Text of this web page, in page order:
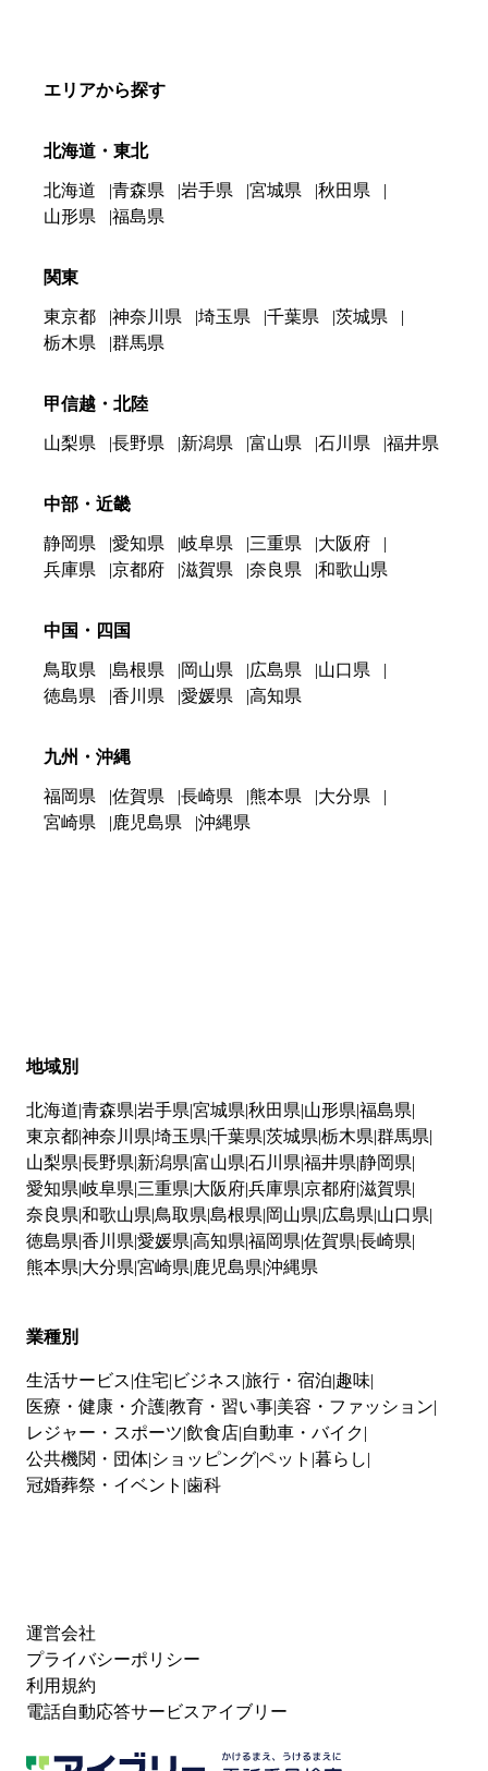
エリアから探す
北海道・東北
北海道 青森県 岩手県 宮城県
秋田県
山形県
福島県
関東
東京都 神奈川県 埼玉県 千葉県
茨城県
栃木県
群馬県
甲信越・北陸
山梨県 長野県 新潟県 富山県 石川県 福井県
中部・近畿
静岡県 愛知県 岐阜県 三重県
大阪府
兵庫県
京都府 滋賀県 奈良県 和歌山県
中国・四国
鳥取県 島根県 岡山県 広島県
山口県
徳島県
香川県 愛媛県 高知県
九州・沖縄
福岡県 佐賀県 長崎県 熊本県
大分県
宮崎県
鹿児島県 沖縄県
地域別
北海道 青森県 岩手県 宮城県 秋田県 山形県 福島県
東京都神奈川県 埼玉県 千葉県 茨城県 栃木県 群馬県
山梨県 長野県 新潟県 富山県 石川県 福井県 静岡県
愛知県 岐阜県 三重県 大阪府兵庫県 京都府滋賀県
奈良県 和歌山県 鳥取県 島根県 岡山県 広島県 山口県
徳島県 香川県 愛媛県 高知県 福岡県 佐賀県 長崎県
熊本県 大分県 宮崎県 鹿児島県 沖縄県
業種別
生活サービス 住宅 ビジネス 旅行・宿泊 趣味
医療・健康・介護教育・習い事 美容・ファッション
レジャー・スポーツ 飲食店 自動車・バイク
公共機関・団体 ショッピングペット 暮らし
冠婚葬祭・イベント 歯科
運営会社
プライバシーポリシー
利用規約
電話自動応答サービスアイブリー